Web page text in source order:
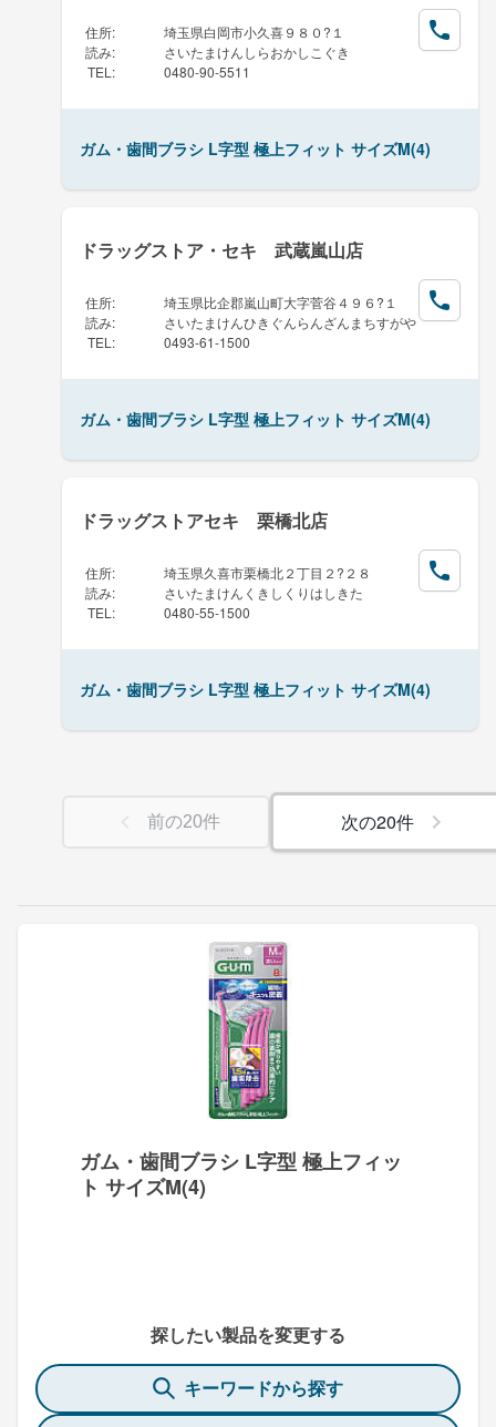
ガム・歯間ブラシ L字型 極上フィッ
ト サイズM(4)
探したい製品を変更する
キーワードから探す
住所:
埼玉県白岡市小久喜９８０?１
読み:
さいたまけんしらおかしこぐき
TEL : 0480-90-5511
ガム・歯間ブラシ L字型 極上フィット サイズM(4)
ドラッグストア・セキ 武蔵嵐山店
住所:
埼玉県比企郡嵐山町大字菅谷４９６?１
読み:
さいたまけんひきぐんらんざんまちすがや
TEL : 0493-61-1500
ガム・歯間ブラシ L字型 極上フィット サイズM(4)
ドラッグストアセキ 栗橋北店
住所:
埼玉県久喜市栗橋北２丁目２?２８
読み:
さいたまけんくきしくりはしきた
TEL : 0480-55-1500
ガム・歯間ブラシ L字型 極上フィット サイズM(4)
前の20件 次の20件